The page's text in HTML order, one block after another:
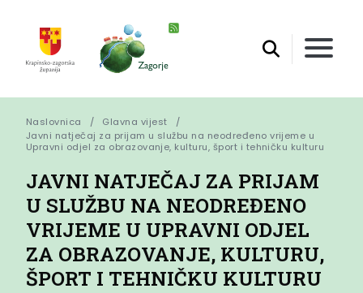
Naslovnica
Glavna vijest
Javni natječaj za prijam u službu na neodređeno vrijeme u
Upravni odjel za obrazovanje, kulturu, šport i tehničku kulturu
JAVNI NATJEČAJ ZA PRIJAM
U SLUŽBU NA NEODREĐENO
VRIJEME U UPRAVNI ODJEL
ZA OBRAZOVANJE, KULTURU,
ŠPORT I TEHNIČKU KULTURU